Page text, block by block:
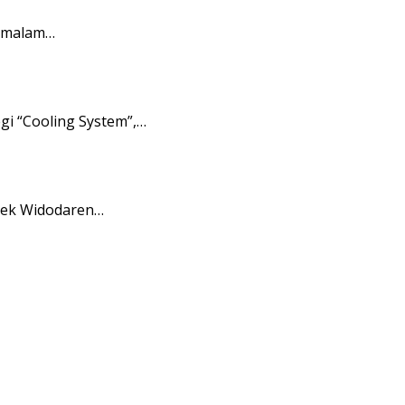
“Cooling System”,…
Widodaren…